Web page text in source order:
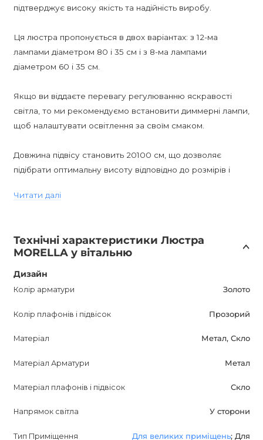
підтверджує високу якість та надійність виробу.
Ця люстра пропонується в двох варіантах: з 12-ма
лампами діаметром 80 і 35 см і з 8-ма лампами
діаметром 60 і 35 см.
Якщо ви віддаєте перевагу регулюванню яскравості
світла, то ми рекомендуємо встановити диммерні лампи,
щоб налаштувати освітлення за своїм смаком.
Довжина підвісу становить 20100 см, що дозволяє
підібрати оптимальну висоту відповідно до розмірів і
Цоколь лампи - E14.
Стиль цієї люстри можна охарактеризувати як арт-деко
приміщень, вітальні, а також для кафе, бару або
ресторану, додаючи особливий шарм і елегантність.
Вказана ціна відноситься до 8-лампової версії. З усіх
Читати далі
Технічні характеристики Люстра
MORELLA у вітальню
Дизайн
Колір арматури Золото
Колір плафонів і підвісок Прозорий
Матеріал Метал, Скло
Матеріал Арматури Метал
Матеріал плафонів і підвісок Скло
Напрямок світла У сторони
Тип Приміщення Для великих приміщень; Для